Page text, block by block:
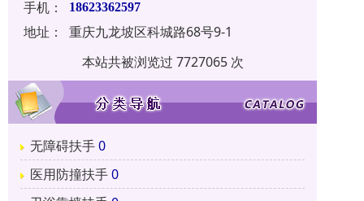
手机：
18623362597
地址：
重庆九龙坡区科城路68号9-1
本站共被浏览过 7727065 次
无障碍扶手0
医用防撞扶手0